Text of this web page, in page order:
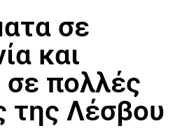
σε
και
σε πολλές
της Λέσβου